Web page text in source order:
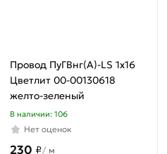
Провод ПуГВнг(А)-LS 1х16
Цветлит 00-00130618
желто-зеленый
В наличии: 106
Нет оценок
230 ₽/ м